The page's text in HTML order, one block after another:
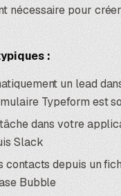
nécessaire pour
:
un lead
Typeformest
dans votre
Slack
contacts depuis un
Bubble